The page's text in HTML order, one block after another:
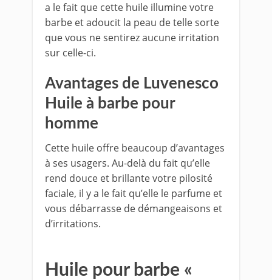
a le fait que cette huile illumine votre
barbe et adoucit la peau de telle sorte
que vous ne sentirez aucune irritation
sur celle-ci.
Avantages de Luvenesco
Huile à barbe pour
homme
Cette huile offre beaucoup d’avantages
à ses usagers. Au-delà du fait qu’elle
rend douce et brillante votre pilosité
faciale, il y a le fait qu’elle le parfume et
vous débarrasse de démangeaisons et
d’irritations.
Huile pour barbe «